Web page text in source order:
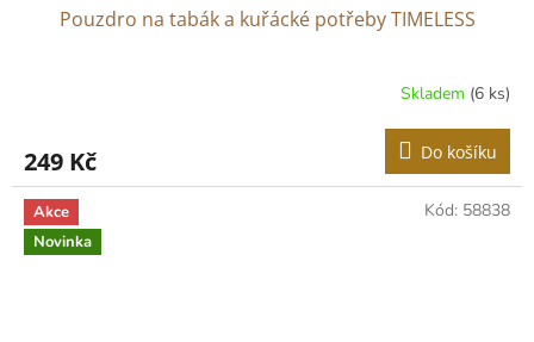
Pouzdro na tabák a kuřácké potřeby TIMELESS
Skladem (6 ks)
249 Kč Do košíku
Akce
Novinka
Kód: 58838